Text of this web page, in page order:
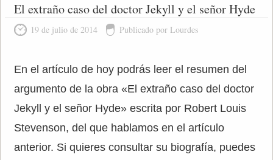
El extraño caso del doctor Jekyll y el señor Hyde
19 de julio de 2014 Publicado por Lourdes
En el artículo de hoy podrás leer el resumen del
argumento de la obra «El extraño caso del doctor
Jekyll y el señor Hyde» escrita por Robert Louis
Stevenson, del que hablamos en el artículo
anterior. Si quieres consultar su biografía, puedes